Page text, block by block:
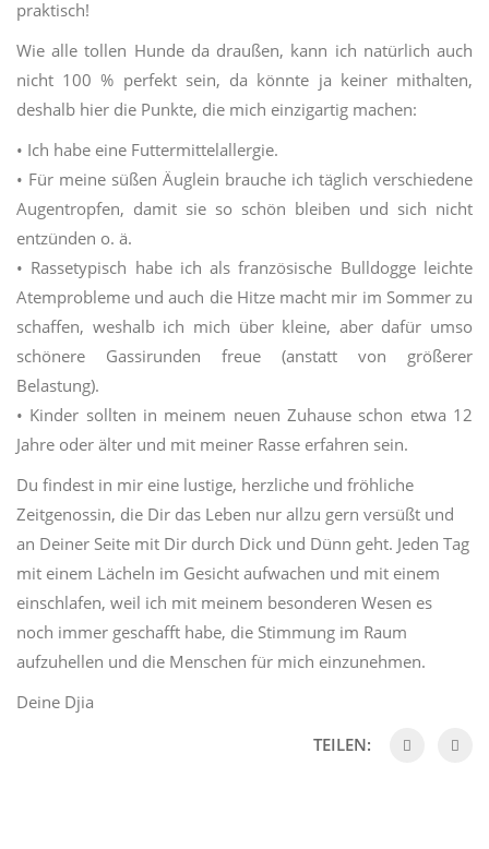
praktisch!
Wie alle tollen Hunde da draußen, kann ich natürlich auch
nicht 100 % perfekt sein, da könnte ja keiner mithalten,
deshalb hier die Punkte, die mich einzigartig machen:
• Ich habe eine Futtermittelallergie.
• Für meine süßen Äuglein brauche ich täglich verschiedene
Augentropfen, damit sie so schön bleiben und sich nicht
entzünden o. ä.
• Rassetypisch habe ich als französische Bulldogge leichte
Atemprobleme und auch die Hitze macht mir im Sommer zu
schaffen, weshalb ich mich über kleine, aber dafür umso
schönere Gassirunden freue (anstatt von größerer
Belastung).
• Kinder sollten in meinem neuen Zuhause schon etwa 12
Jahre oder älter und mit meiner Rasse erfahren sein.
Du findest in mir eine lustige, herzliche und fröhliche
Zeitgenossin, die Dir das Leben nur allzu gern versüßt und
an Deiner Seite mit Dir durch Dick und Dünn geht. Jeden Tag
mit einem Lächeln im Gesicht aufwachen und mit einem
einschlafen, weil ich mit meinem besonderen Wesen es
noch immer geschafft habe, die Stimmung im Raum
aufzuhellen und die Menschen für mich einzunehmen.
Deine Djia
TEILEN: